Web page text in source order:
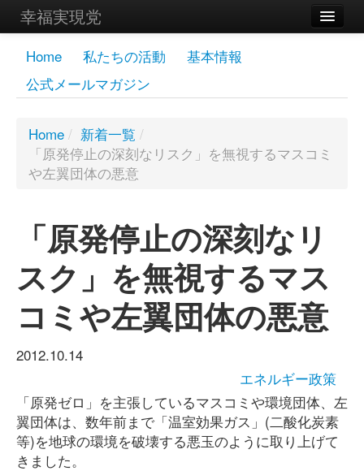
幸福実現党
メンバーズページ
党員
お問い合わせ
Home 私たちの活動
基本情報
公式メールマガジン
Home / 新着一覧 /
「原発停止の深刻なリスク」を無視するマスコミ
や左翼団体の悪意
「原発停止の深刻なリ
スク」を無視するマス
コミや左翼団体の悪意
2012.10.14
エネルギー政策
「原発ゼロ」を主張しているマスコミや環境団体、左
翼団体は、数年前まで「温室効果ガス」(二酸化炭素
等)を地球の環境を破壊する悪玉のように取り上げて
きました。